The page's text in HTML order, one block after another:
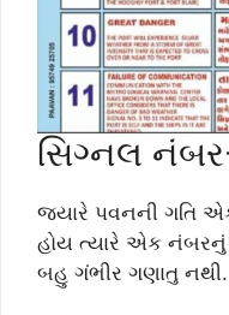
સિગ્નલ
જ્યારે પવનની ગતિ
હોય ત્યારે એક
બહુ ગંભીર ગણાતુ નથી.